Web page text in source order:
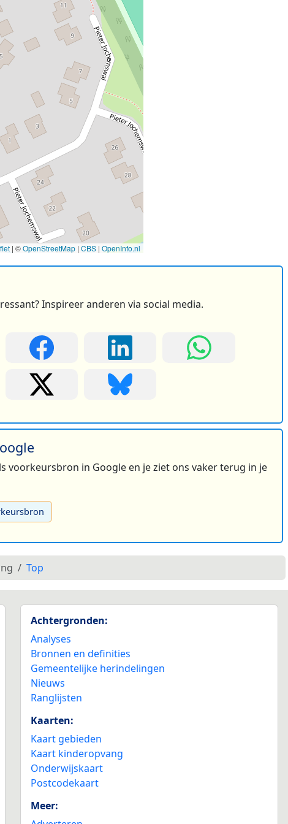
| ©OpenStreetMap | CBS | OpenInfo.nl
Inspireer anderen via social media.
voorkeursbron in Google en je ziet ons vaker terug in je
Top
Achtergronden:
Analyses
Bronnen en definities
Gemeentelijke herindelingen
Nieuws
Ranglijsten
Kaarten:
Kaart gebieden
Kaart kinderopvang
Onderwijskaart
Postcodekaart
Meer: